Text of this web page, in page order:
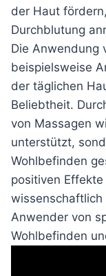
der Haut
Durchblutung
Die Anwendung
beispielsweise
der täglichen
Beliebtheit.
von Massagen
unterstützt,
Wohlbefinden
positiven
Anwender von
Wohlbefinden